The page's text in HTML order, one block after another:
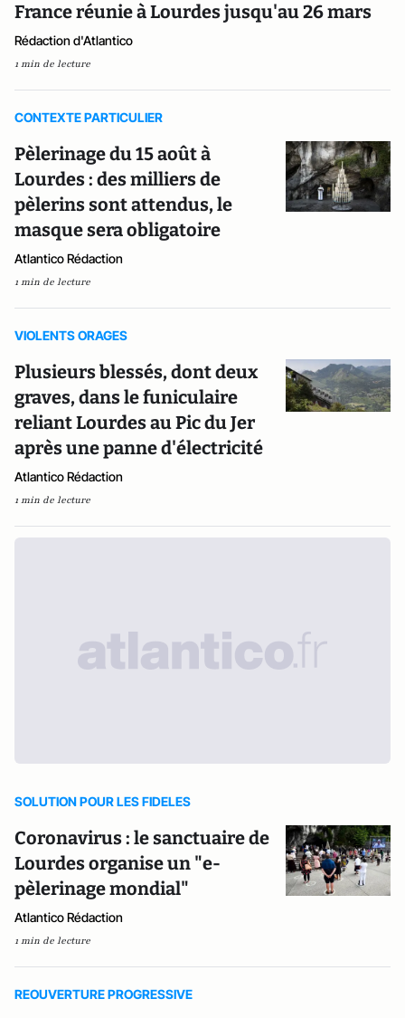
France réunie à Lourdes jusqu'au 26 mars
Rédaction d'Atlantico
1 min de lecture
CONTEXTE PARTICULIER
Pèlerinage du 15 août à
Lourdes : des milliers de
pèlerins sont attendus, le
masque sera obligatoire
Atlantico Rédaction
1 min de lecture
VIOLENTS ORAGES
Plusieurs blessés, dont deux
graves, dans le funiculaire
reliant Lourdes au Pic du Jer
après une panne d'électricité
Atlantico Rédaction
1 min de lecture
SOLUTION POUR LES FIDELES
Coronavirus : le sanctuaire de
Lourdes organise un "e-
pèlerinage mondial"
Atlantico Rédaction
1 min de lecture
REOUVERTURE PROGRESSIVE